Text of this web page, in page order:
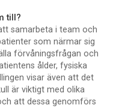
till?
samarbeta i team och
som närmar sig
förvåningsfrågan och
ålder, fysiska
visar även att det
är viktigt med olika
att dessa genomförs